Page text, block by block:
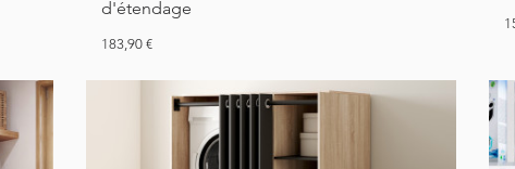
d'étendage
Prix
183,90 €